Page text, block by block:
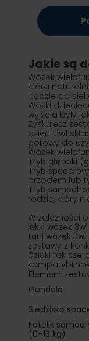
Jakie są
Wózek
która
będzie do
Wózki
wyjścia były
Zyskujesz
dzieci 3w1
gotowy do
Wózek
Tryb głęboki
Tryb
przodem lub
Tryb
rodzic, który
W zależności
lekki wózek 3w1
tani wózek 3w1
zestawy z
Dzięki tak
Element
Gondola
Siedzisko
Fotelik
(0–13 kg)